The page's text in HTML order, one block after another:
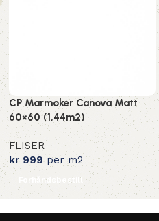
CP Marmoker Canova Matt
60×60 (1,44m2)
FLISER
kr 999per m2
Forhåndsbestill